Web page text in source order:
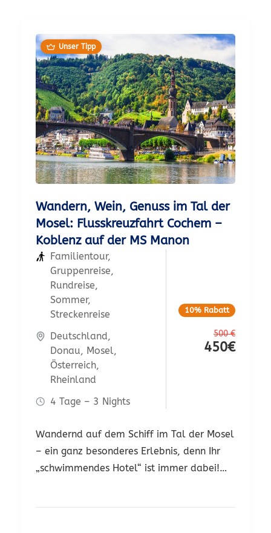
Unser Tipp
Wandern, Wein, Genuss im Tal der
Mosel: Flusskreuzfahrt Cochem –
Koblenz auf der MS Manon
Familientour,
Gruppenreise,
Rundreise,
Sommer,
Streckenreise
Deutschland,
Donau, Mosel,
Österreich,
Rheinland
4 Tage – 3 Nights
10% Rabatt
450€
500 €
Wandernd auf dem Schiff im Tal der Mosel
– ein ganz besonderes Erlebnis, denn Ihr
„schwimmendes Hotel“ ist immer dabei!